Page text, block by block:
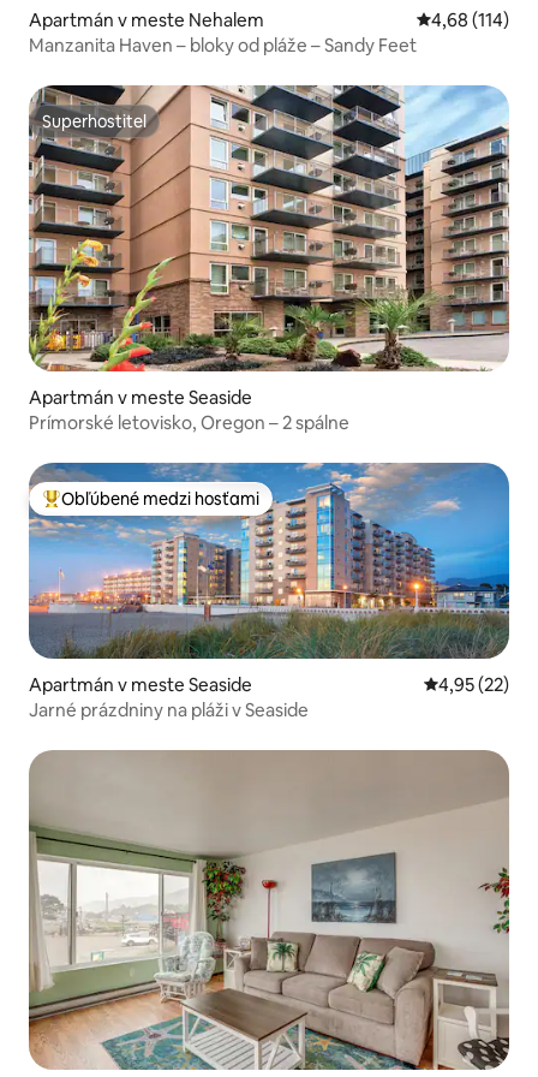
Apartmán v meste Nehalem Priemerné
4,68 (114)
Manzanita Haven – bloky od pláže – Sandy Feet
Superhostiteľ
Superhostiteľ
Apartmán v meste Seaside
Prímorské letovisko, Oregon – 2 spálne
Najobľúbenejšie medzi hosťami
Obľúbené medzi hosťami
Apartmán v meste Seaside Priemerné
4,95 (22)
Jarné prázdniny na pláži v Seaside